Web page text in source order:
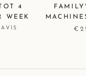
4
WEEK
AVIS